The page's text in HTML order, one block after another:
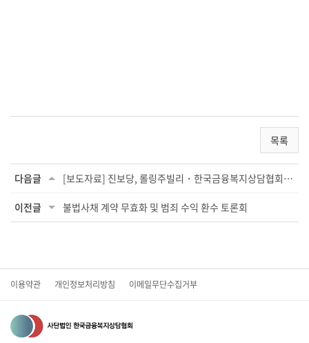
목록
다음글 [보도자료] 진보당, 롤링주빌리・한국금융복지상담협회와 업무협약 진행
이전글 불법사채 계약 무효화 및 범죄 수익 환수 토론회
이용약관 개인정보처리방침 이메일무단수집거부